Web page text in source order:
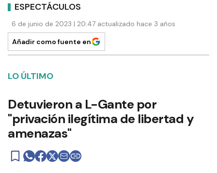
ESPECTÁCULOS
6 de junio de 2023 | 20:47 actualizado hace 3 años
Añadir como fuente en
LO ÚLTIMO
Detuvieron a L-Gante por
"privación ilegítima de libertad y
amenazas"